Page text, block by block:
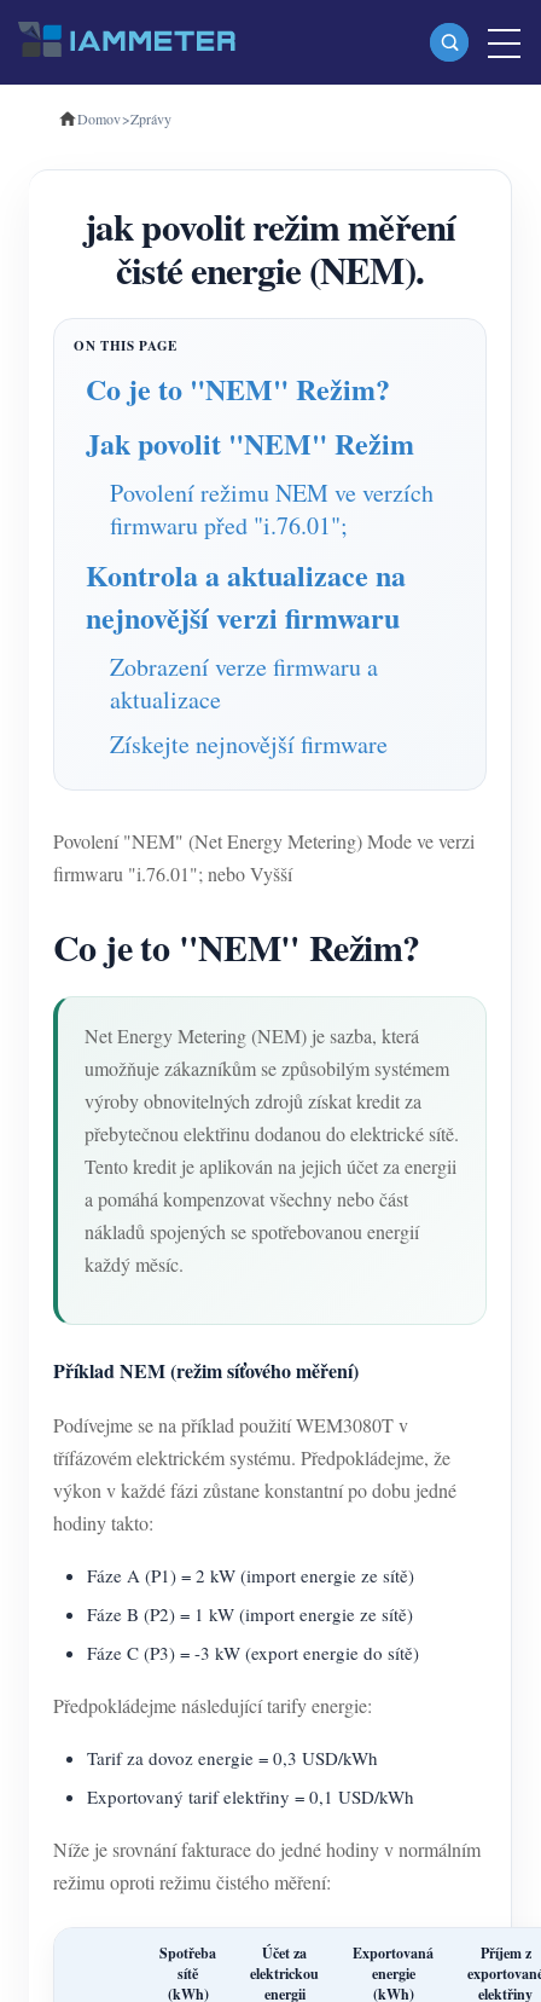
produkty
Třífázový Wi-Fi měřič energie (WEM3080T)
Třífázový Wi-Fi měřič energie (WEM3046T)
Třífázový Wi-Fi měřič energie (WEM3050T)
IAMMETER Cloud Pro
Samoobslužná hostingová služba
Nabíječka EV
Systém energetického předpovídání a simulace
Aplikace
Monitor energie solárního FV systému
Monitor spotřeby elektřiny
Řídicí systém PV ohřívače
Automatizace domácnosti
Ukládat
Zdroje
Rychlý start produktu
Dokument
Výukové video
Zprávy
Blogy
Společenství
Prozkoumat
Kontakt
O nás
Domov>Zprávy
jak povolit režim měření
čisté energie (NEM).
Co je to "NEM" Režim?
Jak povolit "NEM" Režim
Povolení režimu NEM ve verzích
firmwaru před "i.76.01";
Kontrola a aktualizace na
nejnovější verzi firmwaru
Zobrazení verze firmwaru a
aktualizace
Získejte nejnovější firmware
Povolení "NEM" (Net Energy Metering) Mode ve verzi
firmwaru "i.76.01"; nebo Vyšší
Co je to "NEM" Režim?
Net Energy Metering (NEM) je sazba, která
umožňuje zákazníkům se způsobilým systémem
výroby obnovitelných zdrojů získat kredit za
přebytečnou elektřinu dodanou do elektrické sítě.
Tento kredit je aplikován na jejich účet za energii
a pomáhá kompenzovat všechny nebo část
nákladů spojených se spotřebovanou energií
každý měsíc.
Příklad NEM (režim síťového měření)
Podívejme se na příklad použití WEM3080T v
třífázovém elektrickém systému. Předpokládejme, že
výkon v každé fázi zůstane konstantní po dobu jedné
hodiny takto:
Fáze A (P1) = 2 kW (import energie ze sítě)
Fáze B (P2) = 1 kW (import energie ze sítě)
Fáze C (P3) = -3 kW (export energie do sítě)
Předpokládejme následující tarify energie:
Tarif za dovoz energie = 0,3 USD/kWh
Exportovaný tarif elektřiny = 0,1 USD/kWh
Níže je srovnání fakturace do jedné hodiny v normálním
režimu oproti režimu čistého měření:
Spotřeba
sítě
(kWh)
Účet za
elektrickou
energii
Exportovaná
energie
(kWh)
Příjem z
elektřiny